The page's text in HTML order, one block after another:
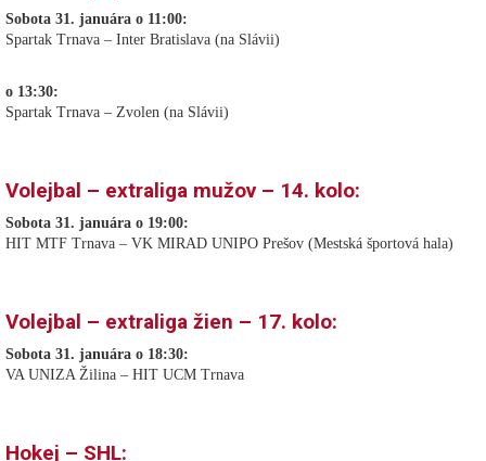
Sobota 31. januára o 11:00:
Spartak Trnava – Inter Bratislava (na Slávii)
o 13:30:
Spartak Trnava – Zvolen (na Slávii)
Volejbal – extraliga mužov – 14. kolo:
Sobota 31. januára o 19:00:
HIT MTF Trnava – VK MIRAD UNIPO Prešov (Mestská športová hala)
Volejbal – extraliga žien – 17. kolo:
Sobota 31. januára o 18:30:
VA UNIZA Žilina – HIT UCM Trnava
Hokej – SHL: